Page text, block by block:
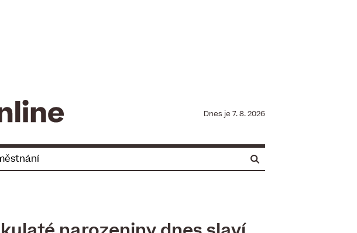
Dnes je 7. 8. 2026